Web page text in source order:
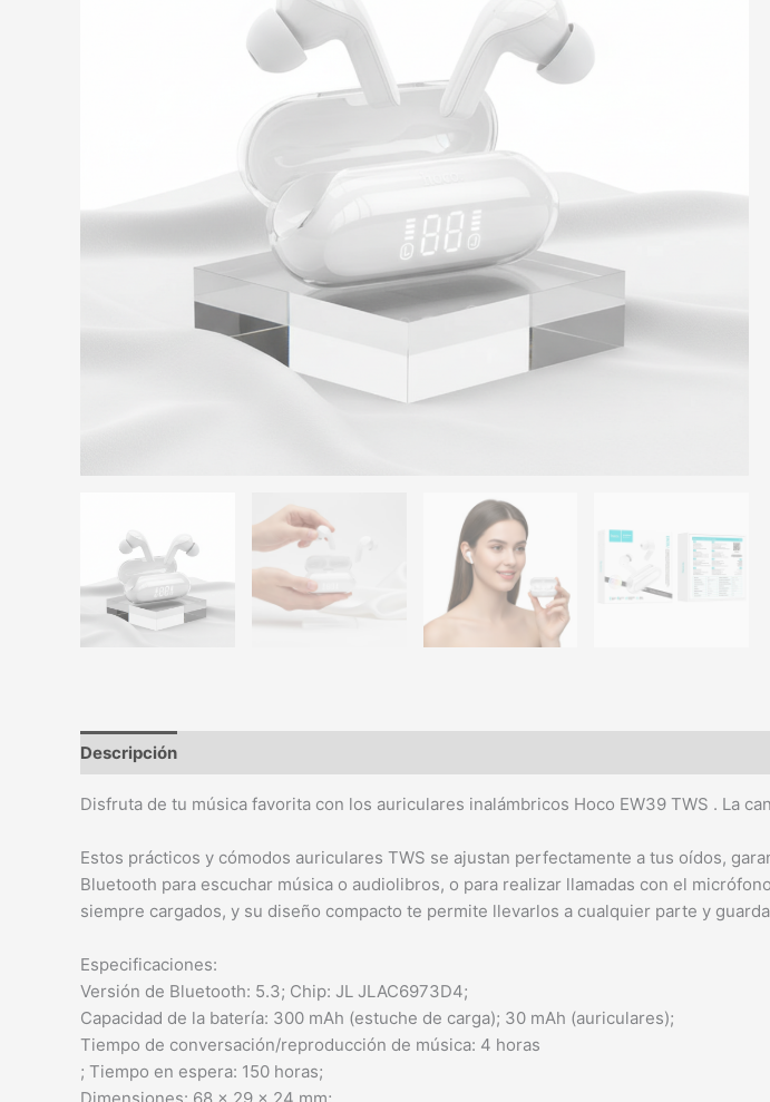
Descripción
Disfruta de tu música favorita con los auriculares inalámbricos Hoco EW39 TWS . La
Estos prácticos y cómodos auriculares TWS se ajustan perfectamente a tus oídos,
Bluetooth para escuchar música o audiolibros, o para realizar llamadas con el
siempre cargados, y su diseño compacto te permite llevarlos a cualquier parte y
Especificaciones:
Versión de Bluetooth: 5.3; Chip: JL JLAC6973D4;
Capacidad de la batería: 300 mAh (estuche de carga); 30 mAh (auriculares);
Tiempo de conversación/reproducción de música: 4 horas
; Tiempo en espera: 150 horas;